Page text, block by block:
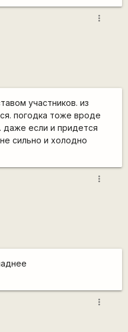
more_vert
участников. из
погодка тоже вроде
даже если и придется
сильно и холодно
more_vert
more_vert